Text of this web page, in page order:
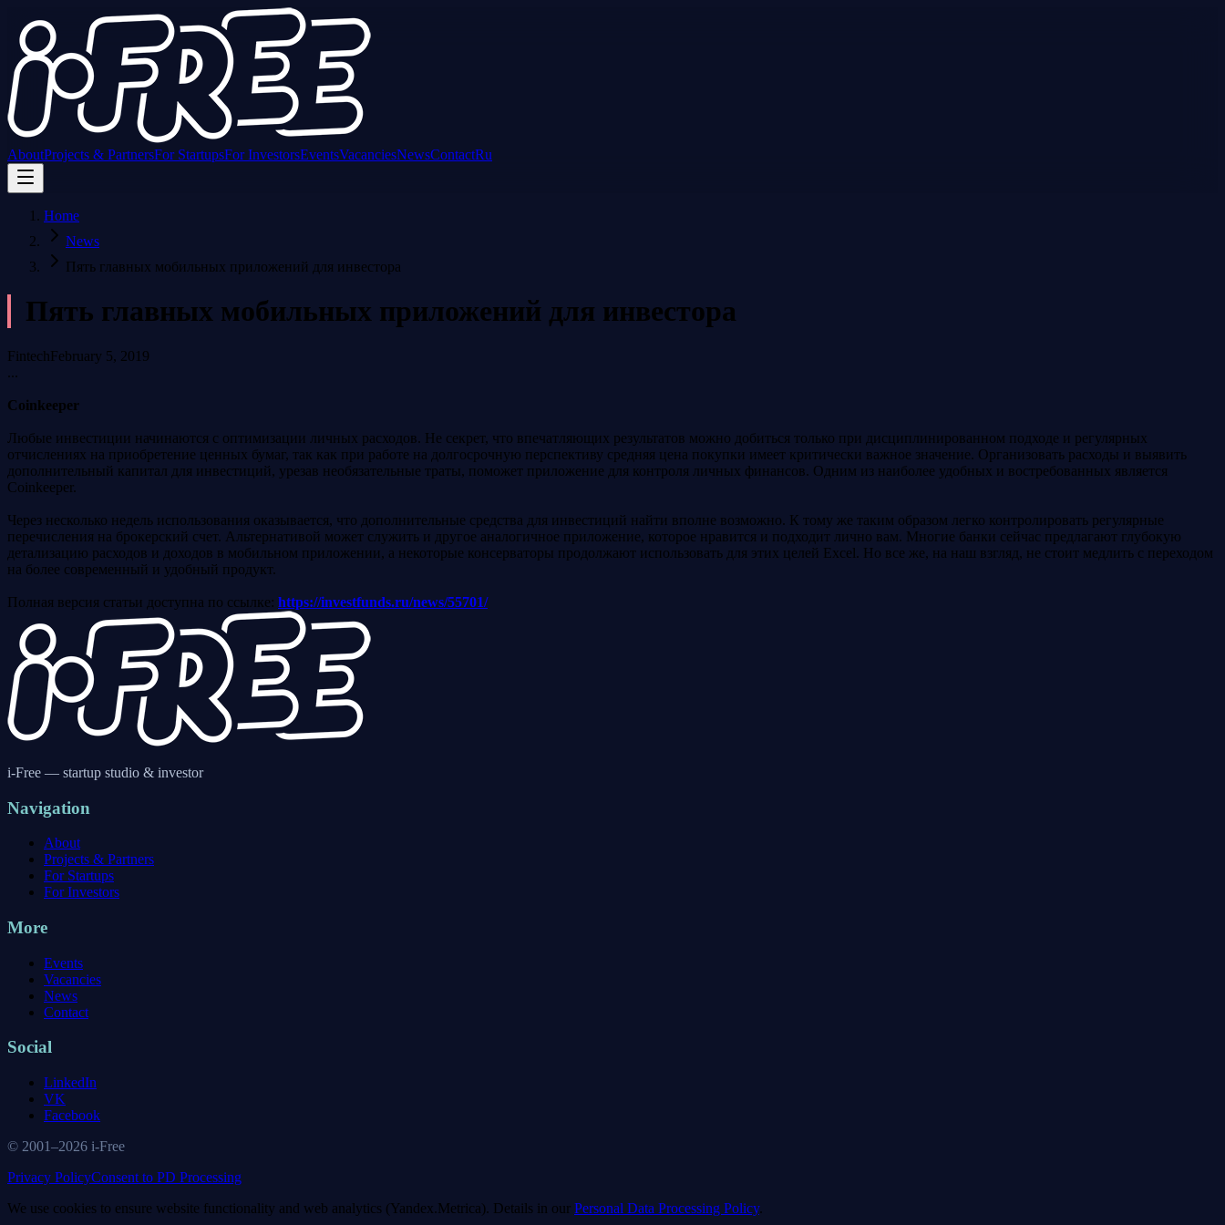
AboutProjects & PartnersFor StartupsFor InvestorsEventsVacanciesNewsContactRu
Home
News
Пять главных мобильных приложений для инвестора
Пять главных мобильных приложений для инвестора
FintechFebruary 5, 2019
...
Coinkeeper
Любые инвестиции начинаются с оптимизации личных расходов. Не секрет, что впечатляющих результатов можно добиться только при дисциплинированном подходе и регулярных
отчислениях на приобретение ценных бумаг, так как при работе на долгосрочную перспективу средняя цена покупки имеет критически важное значение. Организовать расходы и выявить
дополнительный капитал для инвестиций, урезав необязательные траты, поможет приложение для контроля личных финансов. Одним из наиболее удобных и востребованных является
Coinkeeper.
Через несколько недель использования оказывается, что дополнительные средства для инвестиций найти вполне возможно. К тому же таким образом легко контролировать регулярные
перечисления на брокерский счет. Альтернативой может служить и другое аналогичное приложение, которое нравится и подходит лично вам. Многие банки сейчас предлагают глубокую
детализацию расходов и доходов в мобильном приложении, а некоторые консерваторы продолжают использовать для этих целей Excel. Но все же, на наш взгляд, не стоит медлить с переходом
на более современный и удобный продукт.
Полная версия статьи доступна по ссылке: https://investfunds.ru/news/55701/
i-Free — startup studio & investor
Navigation
About
Projects & Partners
For Startups
For Investors
More
Events
Vacancies
News
Contact
Social
LinkedIn
VK
Facebook
© 2001–2026 i-Free
Privacy PolicyConsent to PD Processing
We use cookies to ensure website functionality and web analytics (Yandex.Metrica). Details in our Personal Data Processing Policy.